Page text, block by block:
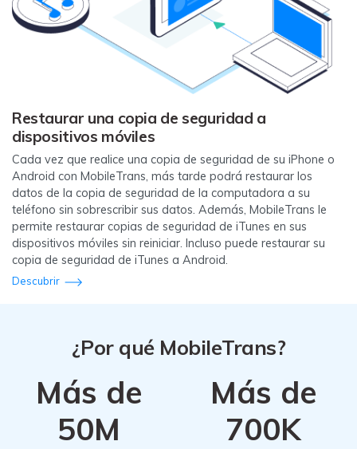
Restaurar una copia de seguridad a
dispositivos móviles
Cada vez que realice una copia de seguridad de su iPhone o
Android con MobileTrans, más tarde podrá restaurar los
datos de la copia de seguridad de la computadora a su
teléfono sin sobrescribir sus datos. Además, MobileTrans le
permite restaurar copias de seguridad de iTunes en sus
dispositivos móviles sin reiniciar. Incluso puede restaurar su
copia de seguridad de iTunes a Android.
Descubrir
¿Por qué MobileTrans?
Más de
50M
Más de
700K